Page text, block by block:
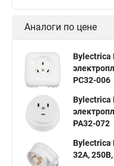
Аналоги по цене
Bylectrica
РС32-006
Bylectrica
РА32-072
Bylectrica
32А,